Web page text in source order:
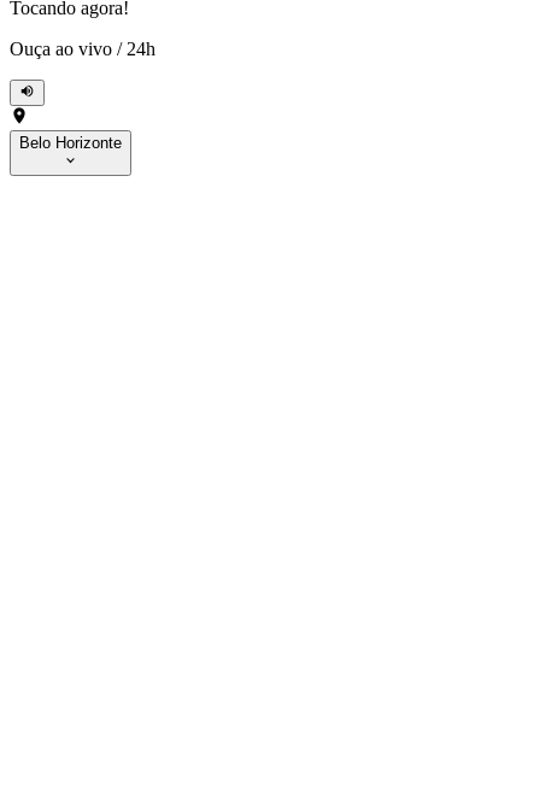
Tocando agora!
Ouça ao vivo / 24h
Belo Horizonte